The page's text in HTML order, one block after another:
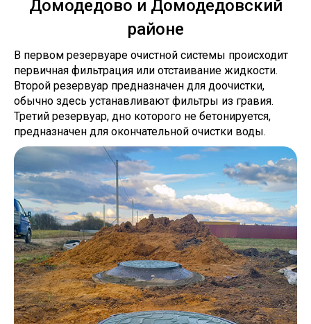
Домодедово и Домодедовский
районе
В первом резервуаре очистной системы происходит
первичная фильтрация или отстаивание жидкости.
Второй резервуар предназначен для доочистки,
обычно здесь устанавливают фильтры из гравия.
Третий резервуар, дно которого не бетонируется,
предназначен для окончательной очистки воды.